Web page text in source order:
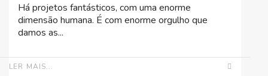
Há projetos fantásticos, com uma enorme
dimensão humana. É com enorme orgulho que
damos as...
LER MAIS...